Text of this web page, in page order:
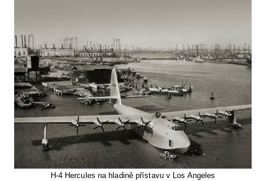
H-4 Hercules na hladině přístavu v Los Angeles